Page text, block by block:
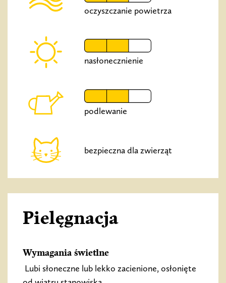
oczyszczanie powietrza
nasłonecznienie
podlewanie
bezpieczna dla zwierząt
Pielęgnacja
Wymagania świetlne
Lubi słoneczne lub lekko zacienione, osłonięte